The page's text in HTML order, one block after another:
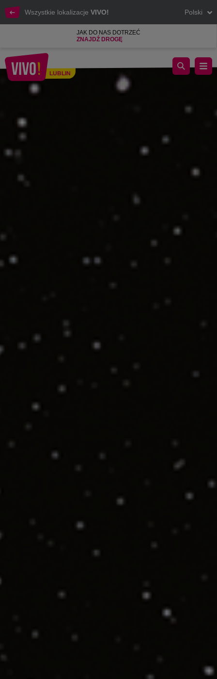
Wszystkie lokalizacje VIVO! Polski
JAK DO NAS DOTRZEĆ
ZNAJDŹ DROGĘ
LUBLIN
Zapraszamy na kosmiczną wystawę LEGO® Star Wars™